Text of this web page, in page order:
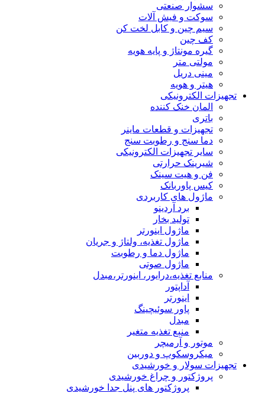
سشوار صنعتی
سوکت و فیش آلات
سیم چین و کابل لخت کن
کف چین
گیره مونتاژ و پایه هویه
مولتی متر
مینی دریل
هیتر و هویه
تجهیزات الکترونیکی
المان خنک کننده
باتری
تجهیزات و قطعات ماینر
دما سنج و رطوبت سنج
سایر تجهیزات الکترونیکی
شیرینک حرارتی
فن و هیت سینک
کیس پاوربانک
ماژول های کاربردی
برد آردینو
تولید بخار
ماژول اینورتر
ماژول تغذیه، ولتاژ و جریان
ماژول دما و رطوبت
ماژول صوتی
منابع تغذیه،درایور، اینورتر،مبدل
آداپتور
اینورتر
پاور سوئیچینگ
مبدل
منبع تغذیه متغیر
موتور و آرمیچر
میکروسکوپ و دوربین
تجهیزات سولار و خورشیدی
پروژکتور و چراغ خورشیدی
پروژکتور های پنل جدا خورشیدی